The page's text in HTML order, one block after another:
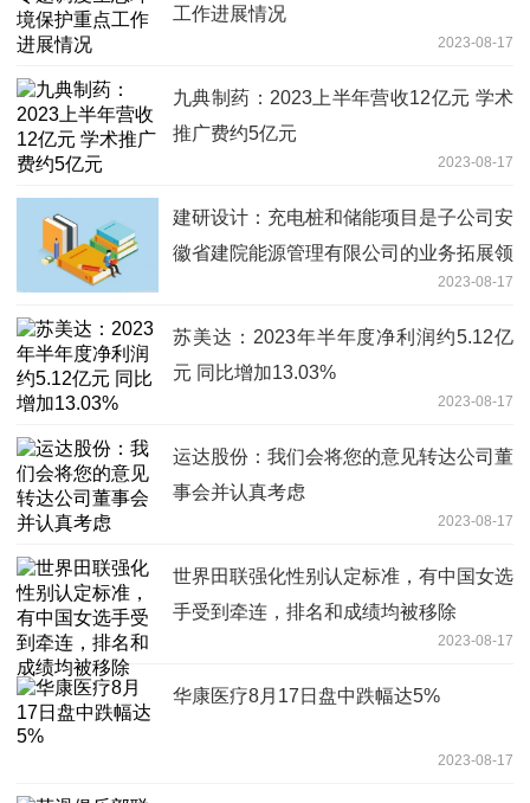
工作进展情况
2023-08-17
九典制药：2023上半年营收12亿元 学术
推广费约5亿元
2023-08-17
建研设计：充电桩和储能项目是子公司安
徽省建院能源管理有限公司的业务拓展领
2023-08-17
苏美达：2023年半年度净利润约5.12亿
元 同比增加13.03%
2023-08-17
运达股份：我们会将您的意见转达公司董
事会并认真考虑
2023-08-17
世界田联强化性别认定标准，有中国女选
手受到牵连，排名和成绩均被移除
2023-08-17
华康医疗8月17日盘中跌幅达5%
2023-08-17